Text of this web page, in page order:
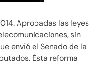
Aprobadas las leyes
sin
envió el Senado de la
Ésta reforma